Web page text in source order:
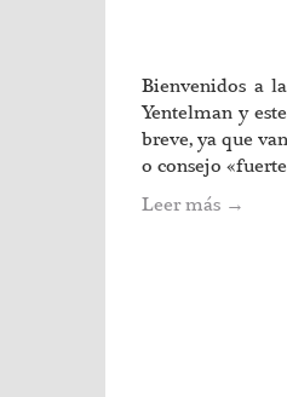
Bienvenidos a
Yentelman y
breve, ya que
o consejo
Leer más →